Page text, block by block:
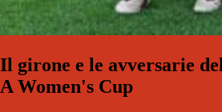
Il girone e le avversarie
A Women's Cup